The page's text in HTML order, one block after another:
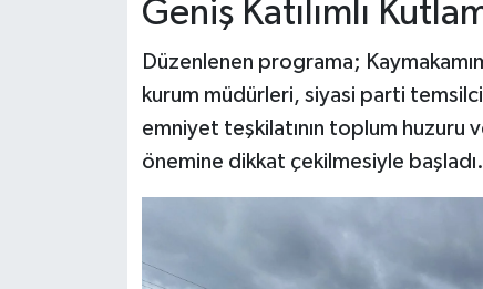
Geniş Katılımlı
Düzenlenen programa;
kurum müdürleri, siyasi parti
emniyet teşkilatının toplum huzuru
önemine dikkat çekilmesiyle başladı.